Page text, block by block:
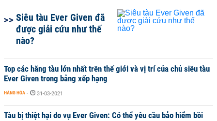
Siêu tàu Ever Given đã
được giải cứu như thế
nào?
Top các hãng tàu lớn nhất trên thế giới và vị trí của chủ siêu tàu
Ever Given trong bảng xếp hạng
HÀNG HÓA - 31-03-2021
Tàu bị thiệt hại do vụ Ever Given: Có thể yêu cầu bảo hiểm bồi